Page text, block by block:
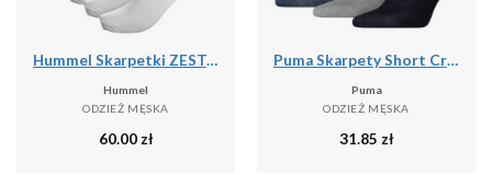
Hummel Skarpetki ZESTAW 6-Pack Z SZEWRONAMI MID CUT
Hummel
ODZIEŻ MĘSKA
60.00 zł
Puma Skarpety Short Crew 3-Pak 90611058
Puma
ODZIEŻ MĘSKA
31.85 zł